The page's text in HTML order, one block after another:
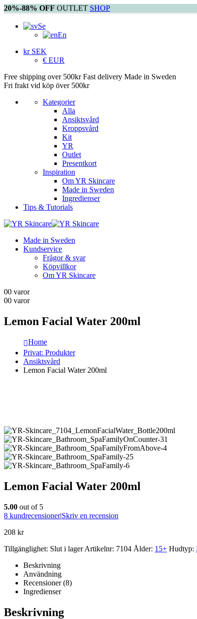
20%-88% OFF OUTLET SHOP
Se
En
kr SEK
€ EUR
Free shipping over 500krFast delivery Made in Sweden
Fri frakt vid köp över 500kr
Kategorier
Alla
Ansiktsvård
Kroppsvård
Kit
YR
Outlet
Presentkort
Inspiration
Om YR Skincare
Made in Sweden
Ingredienser
Tips & Tutorials
Made in Sweden
Kundservice
Frågor & svar
Köpvillkor
Om YR Skincare
00 varor
00 varor
Lemon Facial Water 200ml
Home
Privat: Produkter
Ansiktsvård
Lemon Facial Water 200ml
Lemon Facial Water 200ml
5.00 out of 5
8 kundrecensioner|Skriv en recension
208 kr
Tillgänglighet: Slut i lager Artikelnr: 7104 Ålder: 15+ Hudtyp:
Beskrivning
Användning
Recensioner (8)
Ingredienser
Beskrivning